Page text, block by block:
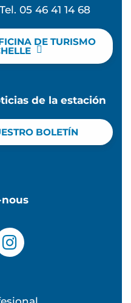
05 46 41 14 68
DE TURISMO
de la estación
BOLETÍN